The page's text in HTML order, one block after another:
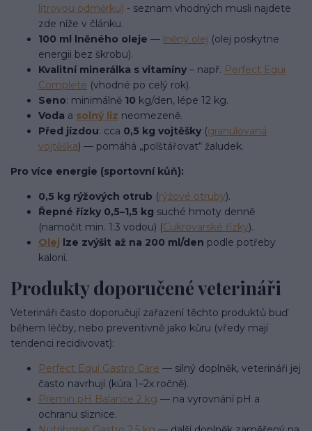
litrovou odměrku) - seznam vhodných musli najdete
zde níže v článku.
100 ml lněného oleje — lněný olej (olej poskytne
energii bez škrobu).
Kvalitní minerálka s vitamíny – např. Perfect Equi
Complete (vhodné po celý rok).
Seno: minimálně 10 kg/den, lépe 12 kg.
Voda a solný liz neomezeně.
Před jízdou: cca 0,5 kg vojtěšky (granulovaná
vojtěška) — pomáhá „polštářovat“ žaludek.
Pro více energie (sportovní kůň):
0,5 kg rýžových otrub (rýžové otruby).
Řepné řízky 0,5–1,5 kg suché hmoty denně
(namočit min. 1:3 vodou) (Cukrovarské řízky).
Olej lze zvýšit až na 200 ml/den podle potřeby
kalorií.
Produkty doporučené veterináři
Veterináři často doporučují zařazení těchto produktů buď
během léčby, nebo preventivně jako kůru (vředy mají
tendenci recidivovat):
Perfect Equi Gastro Care — silný doplněk, veterináři jej
často navrhují (kúra 1–2x ročně).
Premin pH Balance 2 kg — na vyrovnání pH a
ochranu sliznice.